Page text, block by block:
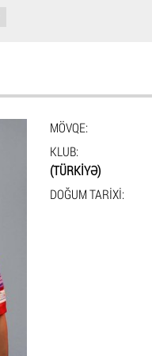
MÖVQE:
KLUB:
(TÜRKIYƏ)
DOĞUM TARIXI: